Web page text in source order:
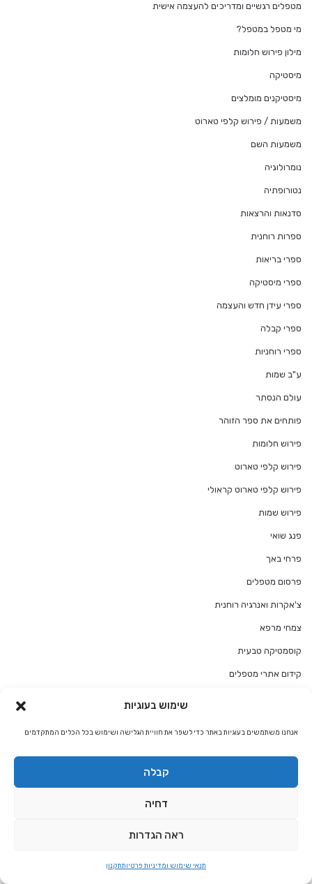
שימוש בעוגיות
אנחנו משתמשים בעוגיות באתר כדי לשפר את חוויית הגלישה ושימוש בכל הכלים המתקדמים
קבלה
דחיה
ראה הגדרות
תנאי שימוש ומדיניות פרטיותתקנון
מטפלים רגשיים ומדריכים להעצמה אישית
מי מטפל במטפל?
מילון פירוש חלומות
מיסטיקה
מיסטיקנים מומלצים
משמעות / פירוש קלפי טארוט
משמעות השם
נומרולוגיה
נטורופתיה
סדנאות והרצאות
ספרות רוחנית
ספרי בריאות
ספרי מיסטיקה
ספרי עידן חדש והעצמה
ספרי קבלה
ספרי רוחניות
ע"ב שמות
עולם הנסתר
פותחים את ספר הזוהר
פירוש חלומות
פירוש קלפי טארוט
פירוש קלפי טארוט קראולי
פירוש שמות
פנג שואי
פרחי באך
פרסום מטפלים
צ'אקרות ואנרגיה רוחנית
צמחי מרפא
קוסמטיקה טבעית
קידום אתרי מטפלים
ריפוי בצבעים